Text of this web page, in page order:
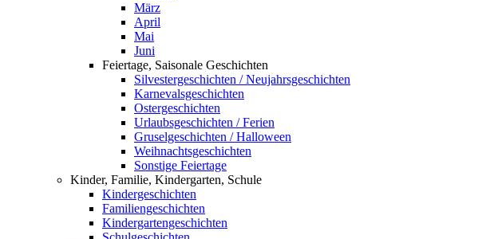
März
April
Mai
Juni
Feiertage, Saisonale Geschichten
Silvestergeschichten / Neujahrsgeschichten
Karnevalsgeschichten
Ostergeschichten
Urlaubsgeschichten / Ferien
Gruselgeschichten / Halloween
Weihnachtsgeschichten
Sonstige Feiertage
Kinder, Familie, Kindergarten, Schule
Kindergeschichten
Familiengeschichten
Kindergartengeschichten